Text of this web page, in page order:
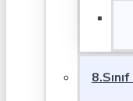
8.Sınıf